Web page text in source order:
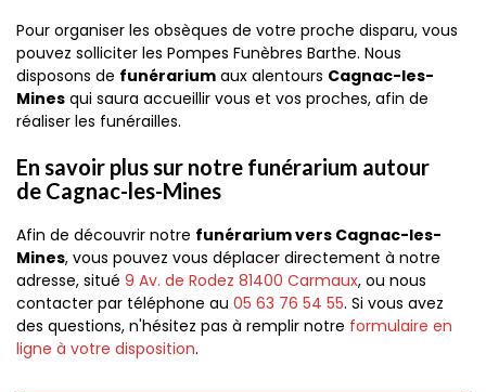
Pour organiser les obsèques de votre proche disparu, vous
pouvez solliciter les Pompes Funèbres Barthe. Nous
disposons de funérarium aux alentours Cagnac-les-
Mines qui saura accueillir vous et vos proches, afin de
réaliser les funérailles.
En savoir plus sur notre funérarium autour
de Cagnac-les-Mines
Afin de découvrir notre funérarium vers Cagnac-les-
Mines, vous pouvez vous déplacer directement à notre
adresse, situé 9 Av. de Rodez 81400 Carmaux, ou nous
contacter par téléphone au 05 63 76 54 55. Si vous avez
des questions, n'hésitez pas à remplir notre formulaire en
ligne à votre disposition.